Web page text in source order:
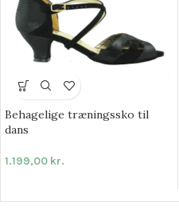
Behagelige træningssko til
dans
1.199,00 kr.